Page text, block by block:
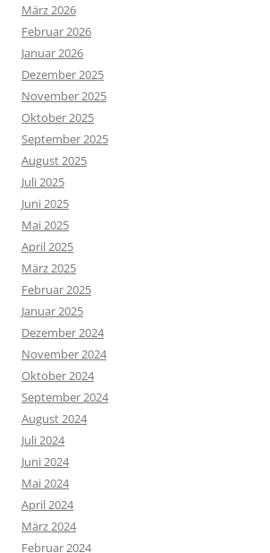
März 2026
Februar 2026
Januar 2026
Dezember 2025
November 2025
Oktober 2025
September 2025
August 2025
Juli 2025
Juni 2025
Mai 2025
April 2025
März 2025
Februar 2025
Januar 2025
Dezember 2024
November 2024
Oktober 2024
September 2024
August 2024
Juli 2024
Juni 2024
Mai 2024
April 2024
März 2024
Februar 2024